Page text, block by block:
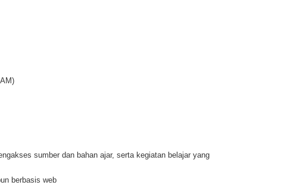
sumber dan bahan ajar, serta kegiatan belajar yang
berbasis web